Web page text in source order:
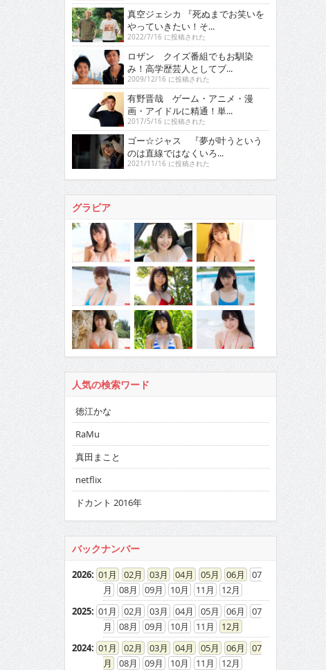
真空ジェシカ 『死ぬまでお笑いを
やっていきたい！そ...
2022/7/16 に投稿された
ロザン クイズ番組でもお馴染
み！高学歴芸人としてブ...
2009/12/16 に投稿された
有野晋哉 ゲーム・アニメ・漫
画・アイドルに精通！単...
2017/5/16 に投稿された
ゴー☆ジャス 『夢が叶うという
のは直線ではなくいろ...
2021/11/16 に投稿された
グラビア
人気の検索ワード
徳江かな
RaMu
真田まこと
netflix
ドカント 2016年
バックナンバー
2026: 01 02 03 04 05 06
07
08
09 10 11
12
2025: 01 02 03 04 05 06
07
08
09 10 11
12
2024: 01 02 03 04 05 06
07
08
09 10 11
12